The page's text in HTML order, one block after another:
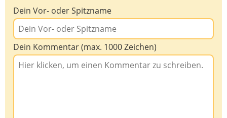
Dein Vor- oder Spitzname
Dein Kommentar (max. 1000 Zeichen)